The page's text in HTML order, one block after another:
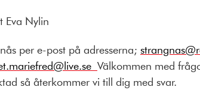
Eva Nylin
per e-post på adresserna;
Välkommen med
så återkommer vi till dig med svar.